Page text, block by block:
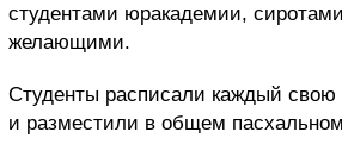
студентами юракадемии,
желающими.
Студенты расписали каждый свою
и разместили в общем